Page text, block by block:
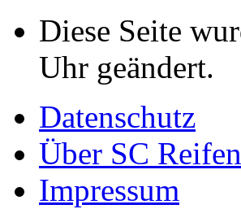
Diese Seite
Uhr geändert.
Datenschutz
Über SC
Impressum